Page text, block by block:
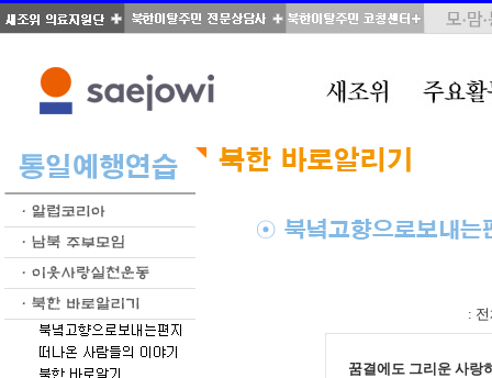
:
꿈결에도 그리운 사랑